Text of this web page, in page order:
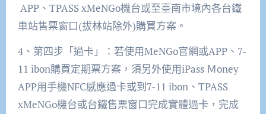
APP、TPASS xMeNGo機台或至臺南市境內各台鐵
車站售票窗口(拔林站除外)購買方案。
4、第四步「過卡」：若使用MeNGo官網或APP、7-
11 ibon購買定期票方案，須另外使用iPass Ｍoney
APP用手機NFC感應過卡或到7-11 ibon、TPASS
xMeNGo機台或台鐵售票窗口完成實體過卡，完成